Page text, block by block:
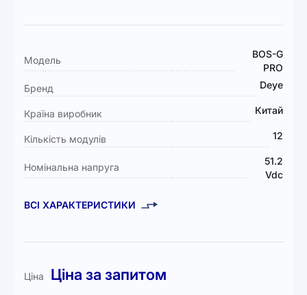
Модель
BOS-G
PRO
Бренд
Deye
Країна виробник Китай
Кількість модулів 12
Номінальна напруга
51.2
Vdc
ВСІ ХАРАКТЕРИСТИКИ
Ціна Ціна за запитом